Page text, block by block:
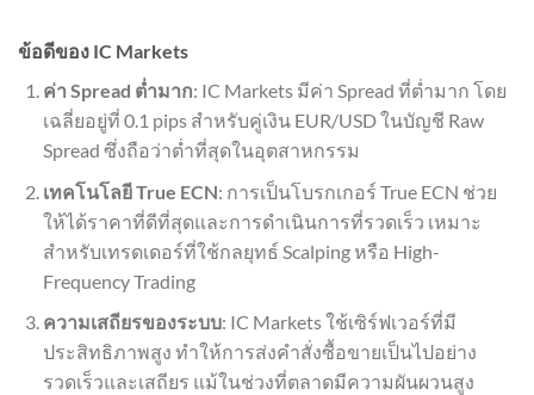
ข้อดีของ IC Markets
ค่า Spread ต่ำมาก: IC Markets มีค่า Spread ที่ต่ำมาก โดย
เฉลี่ยอยู่ที่ 0.1 pips สำหรับคู่เงิน EUR/USD ในบัญชี Raw
Spread ซึ่งถือว่าต่ำที่สุดในอุตสาหกรรม
เทคโนโลยี True ECN: การเป็นโบรกเกอร์ True ECN ช่วย
ให้ได้ราคาที่ดีที่สุดและการดำเนินการที่รวดเร็ว เหมาะ
สำหรับเทรดเดอร์ที่ใช้กลยุทธ์ Scalping หรือ High-
Frequency Trading
ความเสถียรของระบบ: IC Markets ใช้เซิร์ฟเวอร์ที่มี
ประสิทธิภาพสูง ทำให้การส่งคำสั่งซื้อขายเป็นไปอย่าง
รวดเร็วและเสถียร แม้ในช่วงที่ตลาดมีความผันผวนสูง